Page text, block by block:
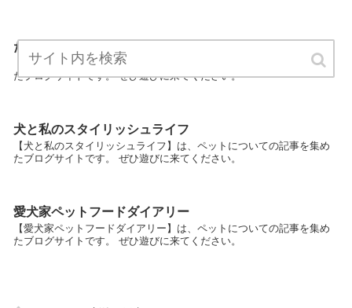
ただただ犬たちと健康食の日々
【ただただ犬たちと健康食の日々】は、ペットについての記事を集め
たブログサイトです。 ぜひ遊びに来てください。
犬と私のスタイリッシュライフ
【犬と私のスタイリッシュライフ】は、ペットについての記事を集め
たブログサイトです。 ぜひ遊びに来てください。
愛犬家ペットフードダイアリー
【愛犬家ペットフードダイアリー】は、ペットについての記事を集め
たブログサイトです。 ぜひ遊びに来てください。